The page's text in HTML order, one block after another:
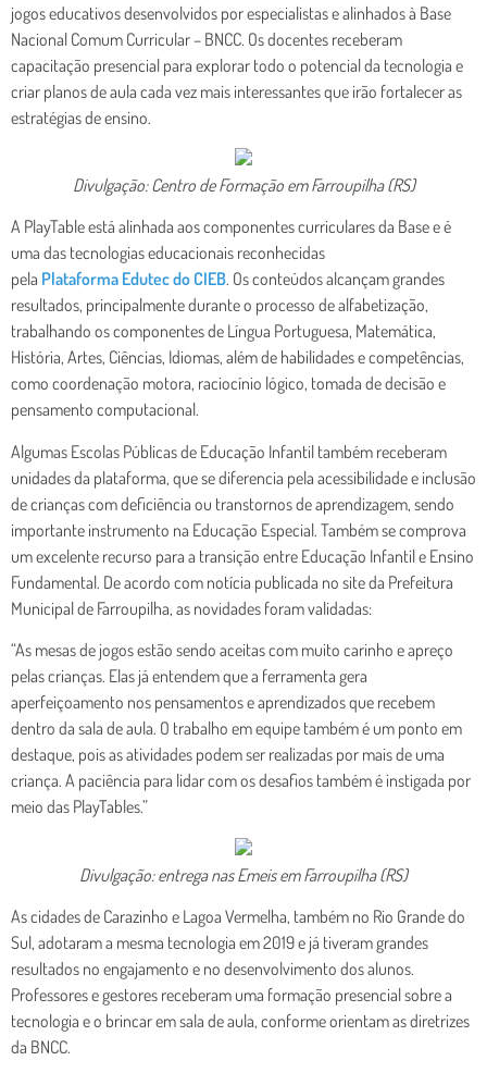
jogos educativos desenvolvidos por especialistas e alinhados à Base
Nacional Comum Curricular – BNCC. Os docentes receberam
capacitação presencial para explorar todo o potencial da tecnologia e
criar planos de aula cada vez mais interessantes que irão fortalecer as
estratégias de ensino.
Divulgação: Centro de Formação em Farroupilha (RS)
A PlayTable está alinhada aos componentes curriculares da Base e é
uma das tecnologias educacionais reconhecidas
pela Plataforma Edutec do CIEB. Os conteúdos alcançam grandes
resultados, principalmente durante o processo de alfabetização,
trabalhando os componentes de Língua Portuguesa, Matemática,
História, Artes, Ciências, Idiomas, além de habilidades e competências,
como coordenação motora, raciocínio lógico, tomada de decisão e
pensamento computacional.
Algumas Escolas Públicas de Educação Infantil também receberam
unidades da plataforma, que se diferencia pela acessibilidade e inclusão
de crianças com deficiência ou transtornos de aprendizagem, sendo
importante instrumento na Educação Especial. Também se comprova
um excelente recurso para a transição entre Educação Infantil e Ensino
Fundamental. De acordo com notícia publicada no site da Prefeitura
Municipal de Farroupilha, as novidades foram validadas:
“As mesas de jogos estão sendo aceitas com muito carinho e apreço
pelas crianças. Elas já entendem que a ferramenta gera
aperfeiçoamento nos pensamentos e aprendizados que recebem
dentro da sala de aula. O trabalho em equipe também é um ponto em
destaque, pois as atividades podem ser realizadas por mais de uma
criança. A paciência para lidar com os desafios também é instigada por
meio das PlayTables.”
Divulgação: entrega nas Emeis em Farroupilha (RS)
As cidades de Carazinho e Lagoa Vermelha, também no Rio Grande do
Sul, adotaram a mesma tecnologia em 2019 e já tiveram grandes
resultados no engajamento e no desenvolvimento dos alunos.
Professores e gestores receberam uma formação presencial sobre a
tecnologia e o brincar em sala de aula, conforme orientam as diretrizes
da BNCC.